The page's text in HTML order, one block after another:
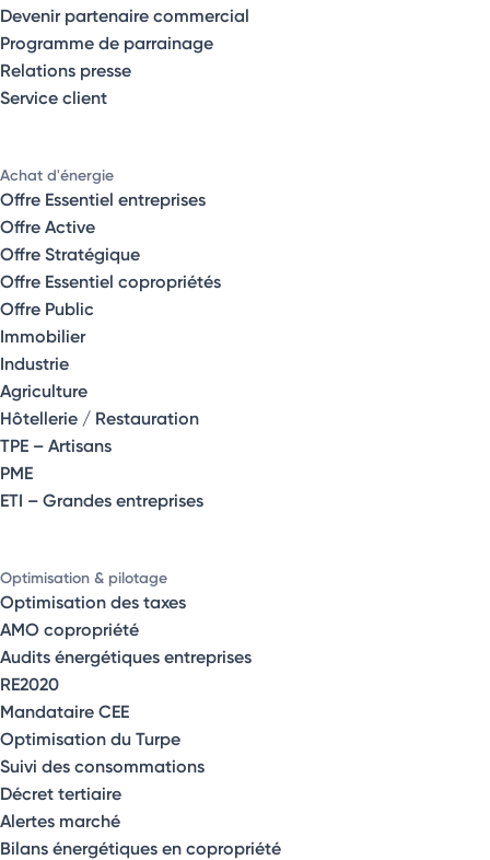
Devenir partenaire commercial
Programme de parrainage
Relations presse
Service client
Achat d'énergie
Offre Essentiel entreprises
Offre Active
Offre Stratégique
Offre Essentiel copropriétés
Offre Public
Immobilier
Industrie
Agriculture
Hôtellerie / Restauration
TPE – Artisans
PME
ETI – Grandes entreprises
Optimisation & pilotage
Optimisation des taxes
AMO copropriété
Audits énergétiques entreprises
RE2020
Mandataire CEE
Optimisation du Turpe
Suivi des consommations
Décret tertiaire
Alertes marché
Bilans énergétiques en copropriété